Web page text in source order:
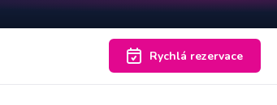
Rychlá rezervace